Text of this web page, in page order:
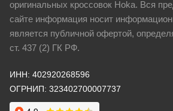
оригинальных кроссовок Hoka. Вся
сайте информация носит
является публичной офертой,
ст. 437 (2) ГК РФ.
ИНН: 402920268596
ОГРНИП: 323402700007737